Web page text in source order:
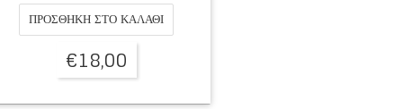
ΠΡΟΣΘΉΚΗ ΣΤΟ ΚΑΛΆΘΙ
€18,00